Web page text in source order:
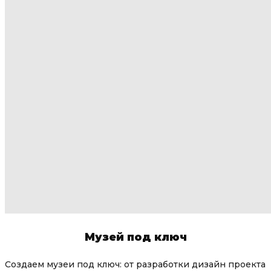
Музей под ключ
Создаем музеи под ключ: от разработки дизайн проекта